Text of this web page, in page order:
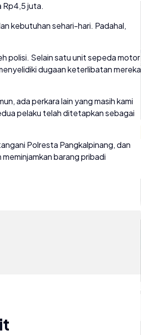
Rp4,5 juta.
kebutuhan sehari-hari. Padahal,
polisi. Selain satu unit sepeda motor
dugaan keterlibatan mereka
ada perkara lain yang masih kami
pelaku telah ditetapkan sebagai
Polresta Pangkalpinang, dan
barang pribadi